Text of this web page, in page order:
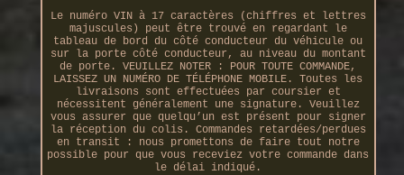
Le numéro VIN à 17 caractères (chiffres et lettres
majuscules) peut être trouvé en regardant le
tableau de bord du côté conducteur du véhicule ou
sur la porte côté conducteur, au niveau du montant
de porte. VEUILLEZ NOTER : POUR TOUTE COMMANDE,
LAISSEZ UN NUMÉRO DE TÉLÉPHONE MOBILE. Toutes les
livraisons sont effectuées par coursier et
nécessitent généralement une signature. Veuillez
vous assurer que quelqu’un est présent pour signer
la réception du colis. Commandes retardées/perdues
en transit : nous promettons de faire tout notre
possible pour que vous receviez votre commande dans
le délai indiqué.